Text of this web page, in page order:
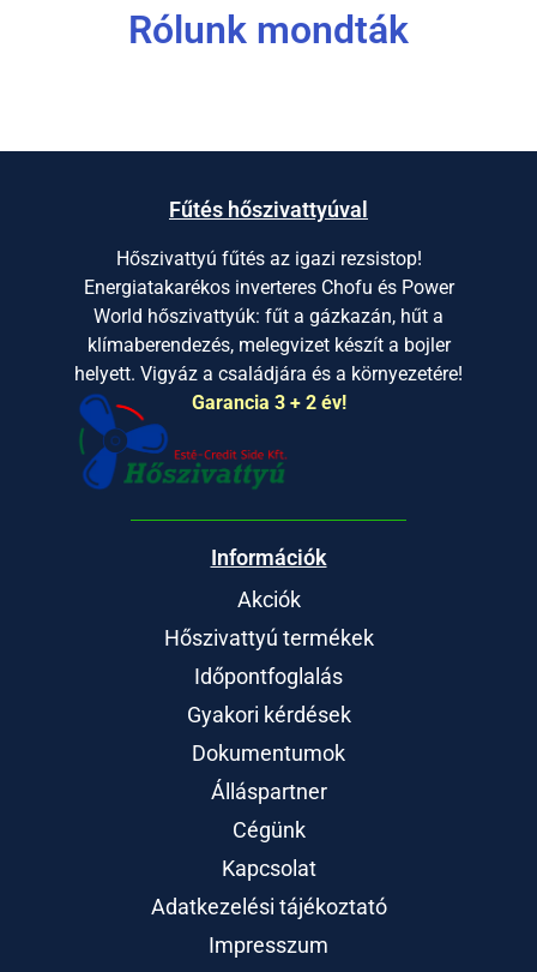
Rólunk mondták
Fűtés hőszivattyúval
Hőszivattyú fűtés az igazi rezsistop!
Energiatakarékos inverteres Chofu és Power
World hőszivattyúk: fűt a gázkazán, hűt a
klímaberendezés, melegvizet készít a bojler
helyett. Vigyáz a családjára és a környezetére!
Garancia 3 + 2 év!
Információk
Akciók
Hőszivattyú termékek
Időpontfoglalás
Gyakori kérdések
Dokumentumok
Álláspartner
Cégünk
Kapcsolat
Adatkezelési tájékoztató
Impresszum